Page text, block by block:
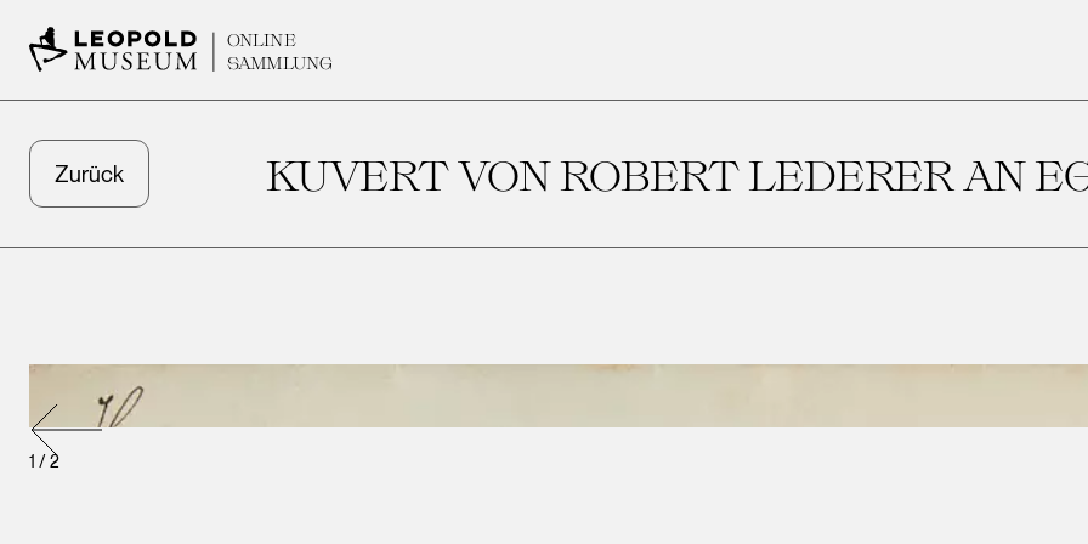
ONLINE
SAMMLUNG
Zurück KUVERT VON ROBERT LEDERER AN
1 /2